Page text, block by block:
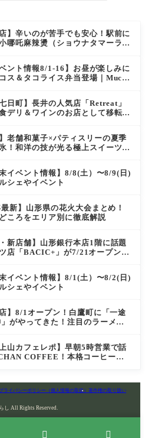
店】辛いのが苦手でも安心！駅前に
哪吒麻辣燙（ショウナタマーラー
ベント情報8/1-16】お昼が楽しみに
ス＆タコライス弁当登場｜Mucha
七日町】長井の人気店「Retreat」
デリ＆ワインのお店として移転オ
】老舗和菓子×パティスリーの夏季
！和洋の技が光る極上スイーツ｜
末イベント情報】8/8(土）〜8/9(日)
シェやイベント
最新】山形県の花火大会まとめ！
ころをエリア別に徹底解説
・新店舗】山形銀行本店1階に話題
店「BACIC+」が7/21オープン！
末イベント情報】8/1(土）〜8/2(日)
シェやイベント
店】8/1オープン！白鷹町に「一途
がやってきた！注目のラーメン
上山カフェレポ】早朝5時営業で話
COFFEE！本格コーヒーを
ライバシーポリシー（個人情報の取扱） 著作権の取り扱い
し All Rights Reserved.
 